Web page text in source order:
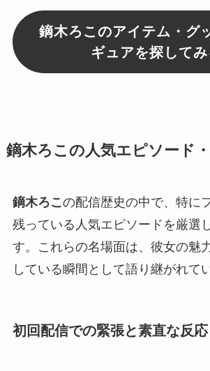
鏑木ろこのアイテム・グ
ギュアを探してみ
鏑木ろこの人気エピソード
鏑木ろこ の配信歴史の中で、特に
残っている人気エピソードを厳選
す。これらの名場面は、彼女の魅
している瞬間として語り継がれて
初回配信での緊張と素直な反応